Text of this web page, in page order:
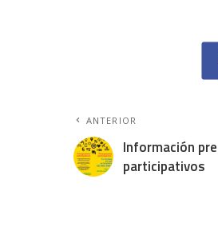
ANTERIOR
Información
participativos